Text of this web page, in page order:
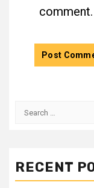
comment.
RECENT